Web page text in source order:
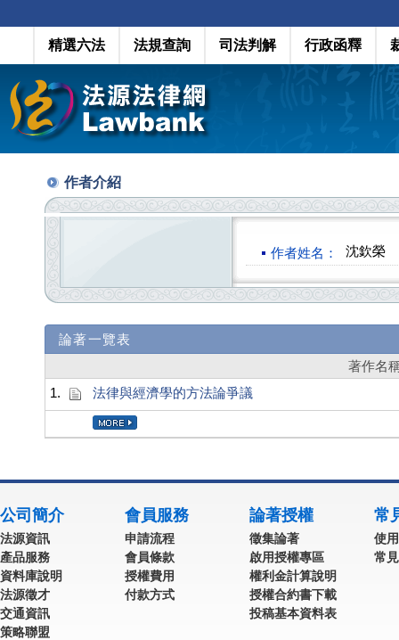
精選六法 法規查詢 司法判解 行政函釋
作者介紹
作者姓名： 沈欽榮
論著一覽表
著作名
1.
法律與經濟學的方法論爭議
公司簡介
法源資訊
產品服務
資料庫說明
法源徵才
交通資訊
策略聯盟
會員服務
申請流程
會員條款
授權費用
付款方式
論著授權
徵集論著
啟用授權專區
權利金計算說明
授權合約書下載
投稿基本資料表
常
使
常